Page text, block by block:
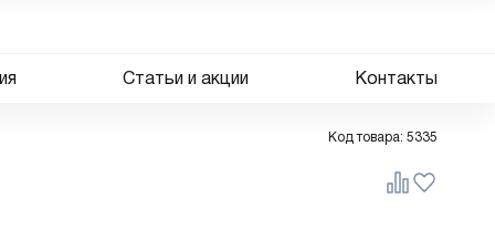
Статьи и акции Контакты
Код товара: 5335